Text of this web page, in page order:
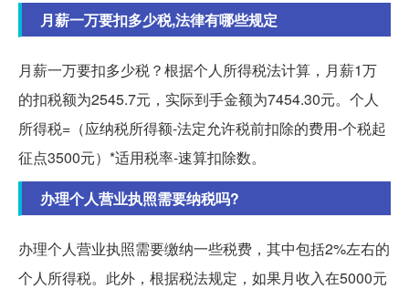
月薪一万要扣多少税,法律有哪些规定
月薪一万要扣多少税？根据个人所得税法计算，月薪1万
的扣税额为2545.7元，实际到手金额为7454.30元。个人
所得税=（应纳税所得额-法定允许税前扣除的费用-个税起
征点3500元）*适用税率-速算扣除数。
办理个人营业执照需要纳税吗?
办理个人营业执照需要缴纳一些税费，其中包括2%左右的
个人所得税。此外，根据税法规定，如果月收入在5000元